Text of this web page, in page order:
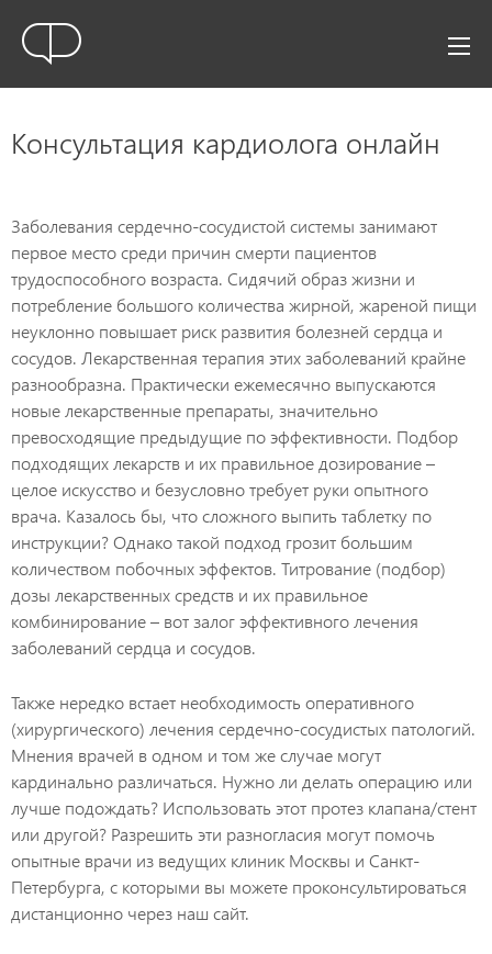
Консультация кардиолога онлайн
Заболевания сердечно-сосудистой системы занимают
первое место среди причин смерти пациентов
трудоспособного возраста. Сидячий образ жизни и
потребление большого количества жирной, жареной пищи
неуклонно повышает риск развития болезней сердца и
сосудов. Лекарственная терапия этих заболеваний крайне
разнообразна. Практически ежемесячно выпускаются
новые лекарственные препараты, значительно
превосходящие предыдущие по эффективности. Подбор
подходящих лекарств и их правильное дозирование –
целое искусство и безусловно требует руки опытного
врача. Казалось бы, что сложного выпить таблетку по
инструкции? Однако такой подход грозит большим
количеством побочных эффектов. Титрование (подбор)
дозы лекарственных средств и их правильное
комбинирование – вот залог эффективного лечения
заболеваний сердца и сосудов.
Также нередко встает необходимость оперативного
(хирургического) лечения сердечно-сосудистых патологий.
Мнения врачей в одном и том же случае могут
кардинально различаться. Нужно ли делать операцию или
лучше подождать? Использовать этот протез клапана/стент
или другой? Разрешить эти разногласия могут помочь
опытные врачи из ведущих клиник Москвы и Санкт-
Петербурга, с которыми вы можете проконсультироваться
дистанционно через наш сайт.